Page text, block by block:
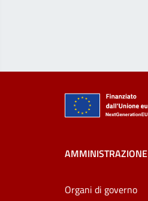
AMMINISTRAZIONE
Organi di governo